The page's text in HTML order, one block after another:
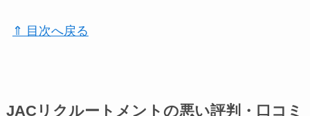
⇑ 目次へ戻る
JACリクルートメントの悪い評判・口コミ